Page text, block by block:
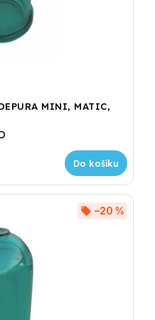
MINI, MATIC,
Do košíku
–20 %